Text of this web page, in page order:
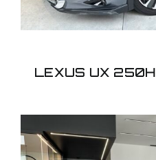
LEXUS UX 250H